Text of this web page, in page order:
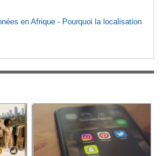
en Afrique - Pourquoi la localisation